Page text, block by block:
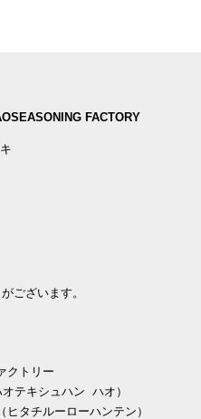
FACTORY
ございます。
クトリー
テキシュハン ハオ）
タチルーローハンテン）